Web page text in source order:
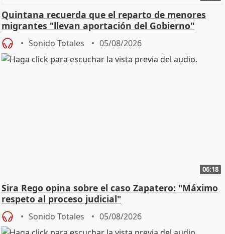
Quintana recuerda que el reparto de menores
migrantes "llevan aportación del Gobierno"
central
Sonido Totales 05/08/2026
06:18
Sira Rego opina sobre el caso Zapatero: "Máximo
respeto al proceso judicial"
Sonido Totales 05/08/2026